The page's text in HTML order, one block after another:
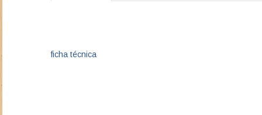
ficha técnica